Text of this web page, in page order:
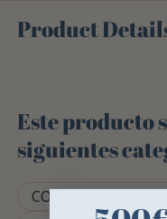
Product
Este producto
siguientes
COMPLEMENTO